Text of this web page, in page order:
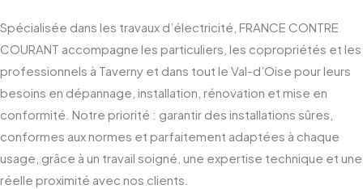
Spécialisée dans les travaux d’électricité, FRANCE CONTRE
COURANT accompagne les particuliers, les copropriétés et les
professionnels à Taverny et dans tout le Val-d’Oise pour leurs
besoins en dépannage, installation, rénovation et mise en
conformité. Notre priorité : garantir des installations sûres,
conformes aux normes et parfaitement adaptées à chaque
usage, grâce à un travail soigné, une expertise technique et une
réelle proximité avec nos clients.